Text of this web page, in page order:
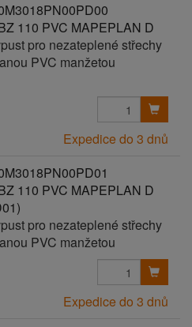
110 PVC MAPEPLAN D
pro nezateplené střechy
PVC manžetou
Expedice do 3 dnů
110 PVC MAPEPLAN D
pro nezateplené střechy
PVC manžetou
Expedice do 3 dnů